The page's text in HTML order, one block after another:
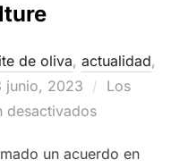
de oliva, actualidad,
junio, 2023
Los
desactivados
un acuerdo en